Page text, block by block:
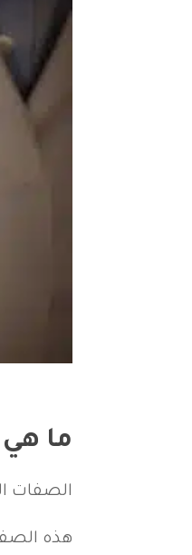
ما هي
الصفات
هذه